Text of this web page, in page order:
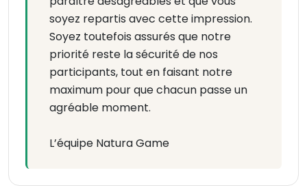
soyez repartis avec cette impression.
Soyez toutefois assurés que notre
priorité reste la sécurité de nos
participants, tout en faisant notre
maximum pour que chacun passe un
agréable moment.
L’équipe Natura Game